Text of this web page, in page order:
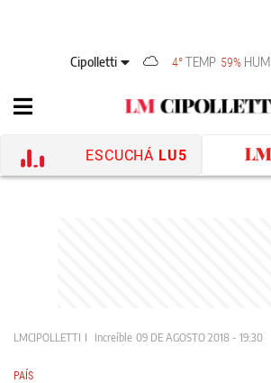
Cipolletti 4° TEMP 59% HUM
ESCUCHÁ LU5
LMCIPOLLETTI Increíble 09 DE AGOSTO 2018 - 19:30
PAÍS